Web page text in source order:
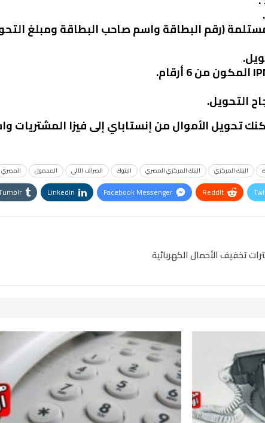
(رقم البطاقة واسم صاحب البطاقة ومبلغ
التحويل.
تحويل الأموال من إنستاباي إلى فيزا المشتريات
البنك المركزي البنك المركزي المصري البنوك الصراف الآلي المحمول المصري
ReddIt
Facebook Messenger
Linkedin